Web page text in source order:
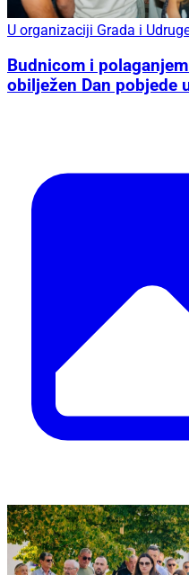
U organizaciji Grada i
Budnicom i
obilježen Dan pobjede